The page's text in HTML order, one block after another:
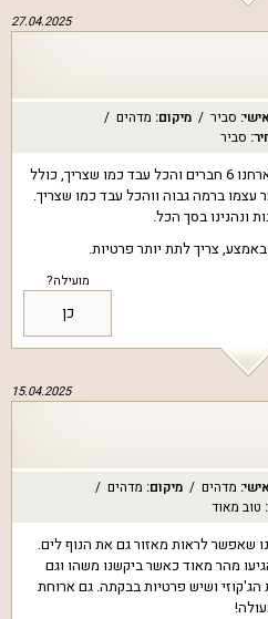
27.04.2025
: סביר מיקום: מדהים
: סביר
היה נחמד מאוד בסך הכל. התארחנו 6 חברים והכל עבד כמו שצריך, כולל
ברמה גבוה ווהכל עבד כמו שצריך.
ונהנינו בסך הכל.
צריך לתת יותר פרטיות.
מועילה?
כן
15.04.2025
: מדהים מיקום: מדהים
: טוב מאוד
שאפשר לראות מאזור גם את הנוף לים.
מהר מאוד כאשר ביקשנו משהו וגם
ושיש פרטיות בבקתה. גם ארוחת